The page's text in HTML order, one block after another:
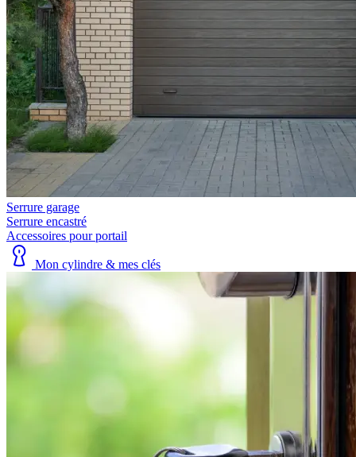
Serrure garage
Serrure encastré
Accessoires pour portail
Mon cylindre & mes clés